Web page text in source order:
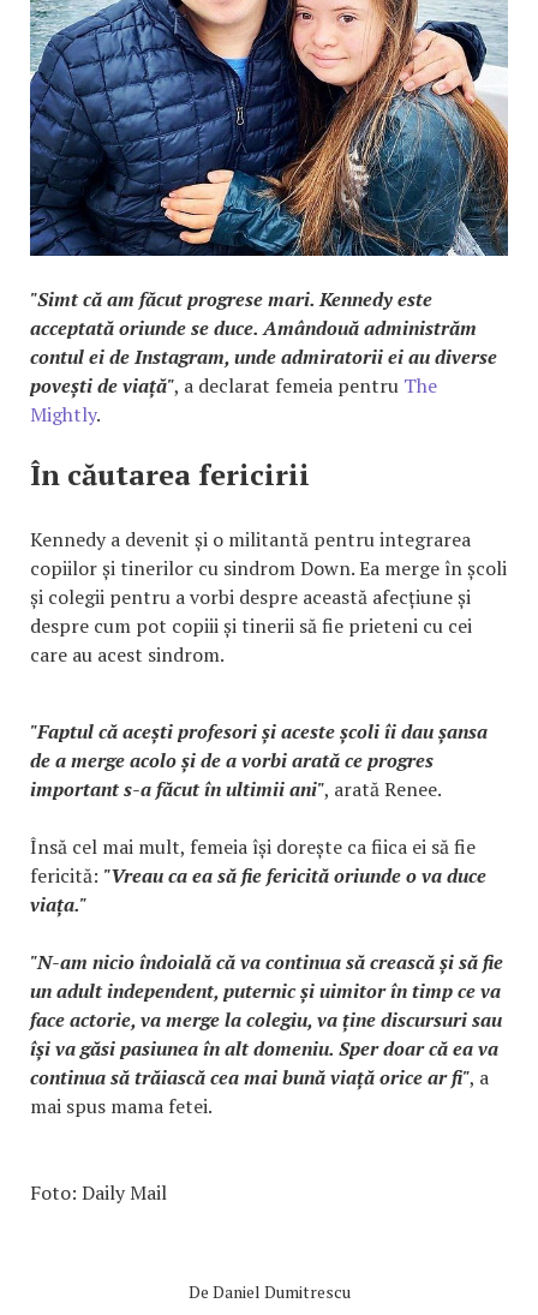
"Simt că am făcut progrese mari. Kennedy este
acceptată oriunde se duce. Amândouă administrăm
contul ei de Instagram, unde admiratorii ei au diverse
povești de viață", a declarat femeia pentru The
Mightly.
În căutarea fericirii
Kennedy a devenit și o militantă pentru integrarea
copiilor și tinerilor cu sindrom Down. Ea merge în școli
și colegii pentru a vorbi despre această afecțiune și
despre cum pot copiii și tinerii să fie prieteni cu cei
care au acest sindrom.
"Faptul că acești profesori și aceste școli îi dau șansa
de a merge acolo și de a vorbi arată ce progres
important s-a făcut în ultimii ani", arată Renee.
Însă cel mai mult, femeia își dorește ca fiica ei să fie
fericită: "Vreau ca ea să fie fericită oriunde o va duce
viața."
"N-am nicio îndoială că va continua să crească și să fie
un adult independent, puternic și uimitor în timp ce va
face actorie, va merge la colegiu, va ține discursuri sau
își va găsi pasiunea în alt domeniu. Sper doar că ea va
continua să trăiască cea mai bună viață orice ar fi", a
mai spus mama fetei.
Foto: Daily Mail
De Daniel Dumitrescu